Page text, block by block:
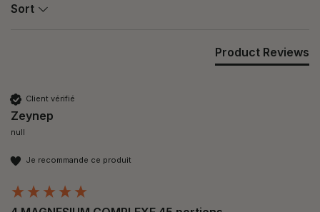
Sort
Product Reviews
Client vérifié
Zeynep
null
Je recommande ce produit